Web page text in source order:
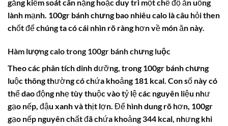
gắng kiểm soát cân nặng hoặc duy trì một chế độ ăn uống
lành mạnh. 100gr bánh chưng bao nhiêu calo là câu hỏi then
chốt để chúng ta có cái nhìn rõ ràng hơn về món ăn này.
Hàm lượng calo trong 100gr bánh chưng luộc
Theo các phân tích dinh dưỡng, trong100gr bánh chưng
luộc thông thường có chứa khoảng181 kcal. Con số này có
thể dao động nhẹ tùy thuộc vào tỷ lệ các nguyên liệu như
gạo nếp, đậu xanh và thịt lợn. Để hình dung rõ hơn, 100gr
gạo nếp nguyên chất đã chứa khoảng 344 kcal, nhưng khi